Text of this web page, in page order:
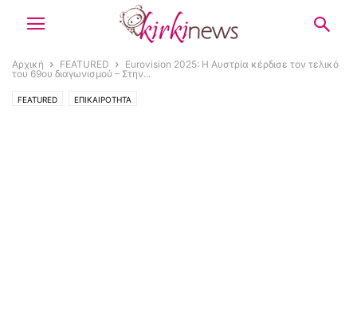
Αρχική FEATURED
Eurovision 2025: Η Αυστρία κέρδισε τον τελικό
του 69ου διαγωνισμού – Στην...
FEATURED ΕΠΙΚΑΙΡΟΤΗΤΑ